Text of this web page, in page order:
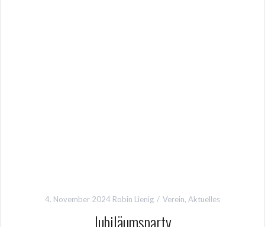
4. November 2024 Robin Lienig Verein, Aktuelles
Jubiläumsparty